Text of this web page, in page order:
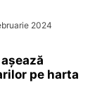
2024
pe harta